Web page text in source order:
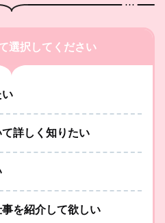
選択してください
い
詳しく知りたい
を紹介して欲しい